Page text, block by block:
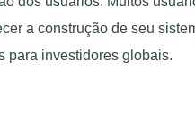
a construção de seu
para investidores globais.